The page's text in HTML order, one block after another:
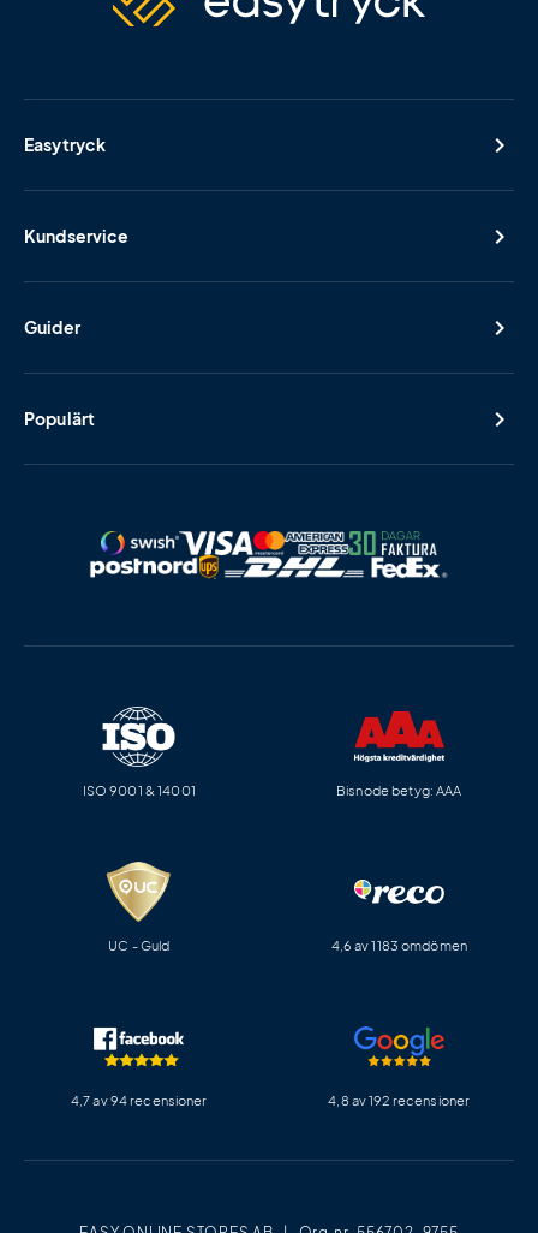
Easytryck
Kundservice
Guider
Populärt
ISO 9001 & 14001 Bisnode betyg: AAA
UC - Guld 4,6 av 1183 omdömen
4,7 av 94 recensioner 4,8 av 192 recensioner